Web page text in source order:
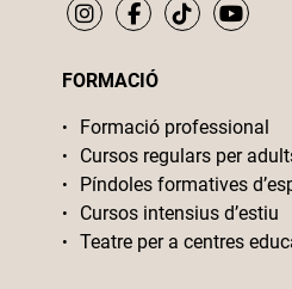
FORMACIÓ
Formació professional
Cursos regulars per
Píndoles formatives
Cursos intensius d’estiu
Teatre per a centres